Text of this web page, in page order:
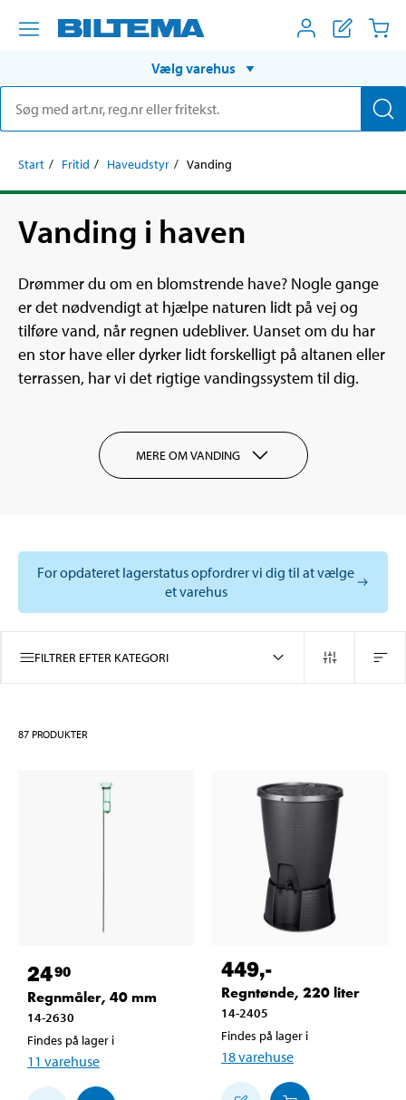
Vælg varehus
Start Fritid Haveudstyr Vanding
Vanding i haven
Drømmer du om en blomstrende have? Nogle gange
er det nødvendigt at hjælpe naturen lidt på vej og
tilføre vand, når regnen udebliver. Uanset om du har
en stor have eller dyrker lidt forskelligt på altanen eller
terrassen, har vi det rigtige vandingssystem til dig.
MERE OM VANDING
For opdateret lagerstatus opfordrer vi dig til at vælge
et varehus
FILTRER EFTER KATEGORI
87 PRODUKTER
2490
Regnmåler, 40 mm
14-2630
Findes på lager i
11 varehuse
449,-
Regntønde, 220 liter
14-2405
Findes på lager i
18varehuse